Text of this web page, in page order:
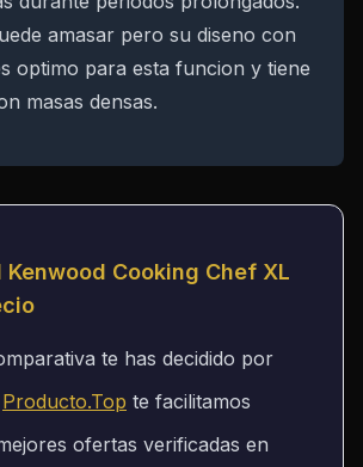
amasar pero su diseno con
optimo para esta funcion y tiene
masas densas.
Kenwood Cooking Chef XL
te has decidido por
Producto.Top te facilitamos
ofertas verificadas en